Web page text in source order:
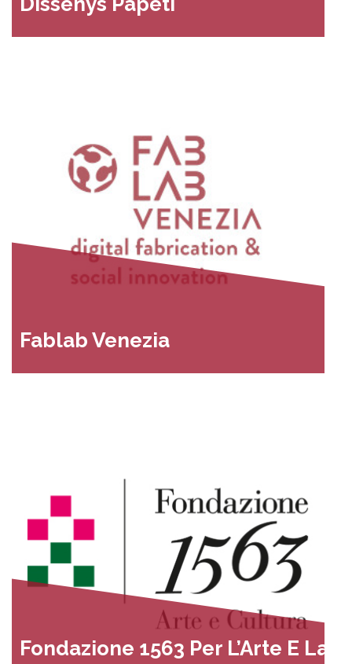
Fablab Venezia
Fondazione 1563 Per L’Arte E La